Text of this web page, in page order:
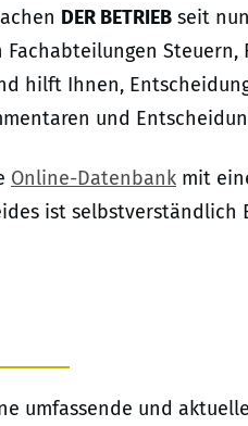
DER BETRIEB seit
hilft Ihnen,
und
Online-Datenbank mit
ist
umfassende und